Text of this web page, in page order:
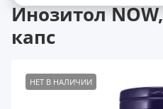
Инозитол
капс
НЕТ В НАЛИЧИИ